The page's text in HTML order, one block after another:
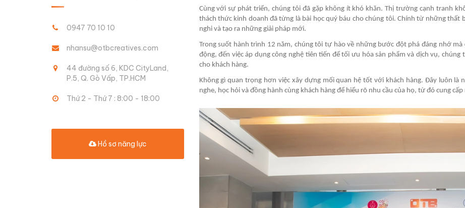
Cùng với sự phát triển, chúng tôi đã gặp không ít khó khăn. Thị trường cạnh tranh
thách thức kinh doanh đã từng là bài học quý báu cho chúng tôi. Chính từ những thất
nghi và tạo ra những giải pháp mới.
Trong suốt hành trình 12 năm, chúng tôi tự hào về những bước đột phá đáng nhớ
động, đến việc áp dụng công nghệ tiên tiến để tối ưu hóa sản phẩm và dịch vụ,
cho khách hàng.
Không gì quan trọng hơn việc xây dựng mối quan hệ tốt với khách hàng. Đây luôn là
nghe, học hỏi và đồng hành cùng khách hàng để hiểu rõ nhu cầu của họ, từ đó cung
0947 70 10 10
nhansu@otbcreatives.com
44 đường số 6, KDC CityLand,
P.5, Q. Gò Vấp, TP.HCM
Thứ 2 - Thứ 7 : 8:00 - 18:00
Hồ sơ năng lực